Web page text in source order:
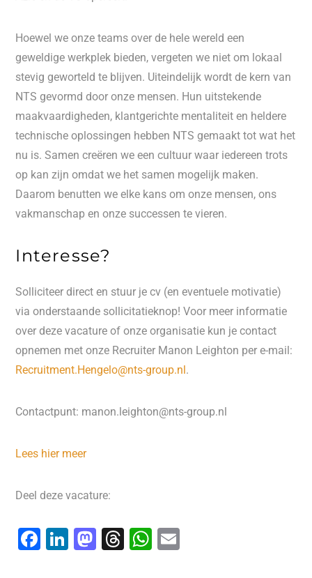
Hoewel we onze teams over de hele wereld een
geweldige werkplek bieden, vergeten we niet om lokaal
stevig geworteld te blijven. Uiteindelijk wordt de kern van
NTS gevormd door onze mensen. Hun uitstekende
maakvaardigheden, klantgerichte mentaliteit en heldere
technische oplossingen hebben NTS gemaakt tot wat het
nu is. Samen creëren we een cultuur waar iedereen trots
op kan zijn omdat we het samen mogelijk maken.
Daarom benutten we elke kans om onze mensen, ons
vakmanschap en onze successen te vieren.
Interesse?
Solliciteer direct en stuur je cv (en eventuele motivatie)
via onderstaande sollicitatieknop! Voor meer informatie
over deze vacature of onze organisatie kun je contact
opnemen met onze Recruiter Manon Leighton per e-mail:
Recruitment.Hengelo@nts-group.nl.
Contactpunt: manon.leighton@nts-group.nl
Lees hier meer
Deel deze vacature:
F
Li M T
W